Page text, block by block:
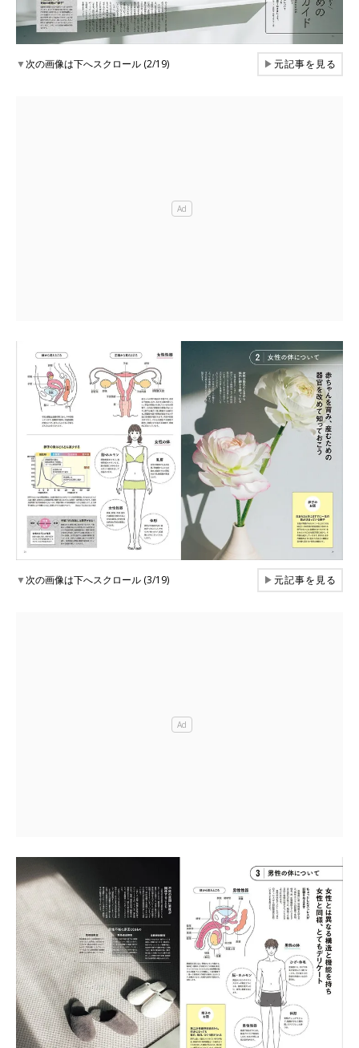
▼次の画像は下へスクロール (2/19) ▶元記事を見る
▼次の画像は下へスクロール (3/19) ▶元記事を見る